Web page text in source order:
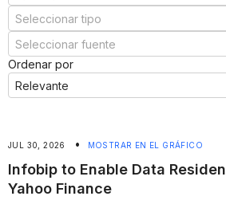
Ordenar por
JUL 30, 2026 • MOSTRAR EN EL GRÁFICO
Infobip to Enable Data
Yahoo Finance